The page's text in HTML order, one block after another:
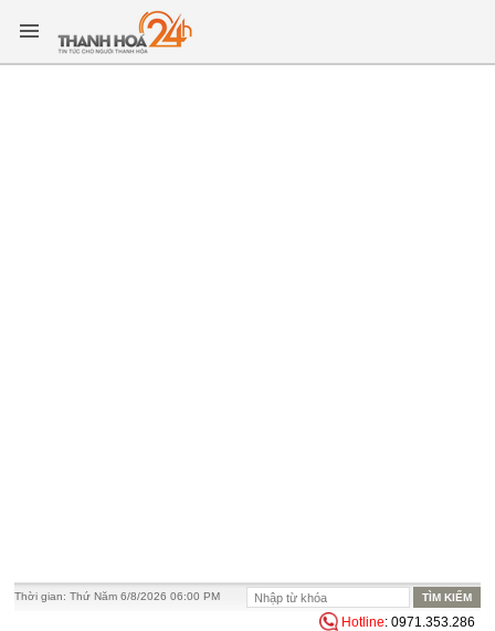
Thời gian:Thứ Năm 6/8/2026 06:00 PM
Hotline: 0971.353.286